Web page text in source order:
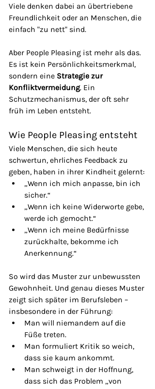
Viele denken dabei an übertriebene
Freundlichkeit oder an Menschen, die
einfach "zu nett" sind.
Aber People Pleasing ist mehr als das.
Es ist kein Persönlichkeitsmerkmal,
sondern eine Strategie zur
Konfliktvermeidung. Ein
Schutzmechanismus, der oft sehr
früh im Leben entsteht.
Wie People Pleasing entsteht
Viele Menschen, die sich heute
schwertun, ehrliches Feedback zu
geben, haben in ihrer Kindheit gelernt:
„Wenn ich mich anpasse, bin ich
sicher.“
„Wenn ich keine Widerworte gebe,
werde ich gemocht.“
„Wenn ich meine Bedürfnisse
zurückhalte, bekomme ich
Anerkennung.“
So wird das Muster zur unbewussten
Gewohnheit. Und genau dieses Muster
zeigt sich später im Berufsleben –
insbesondere in der Führung:
Man will niemandem auf die
Füße treten.
Man formuliert Kritik so weich,
dass sie kaum ankommt.
Man schweigt in der Hoffnung,
dass sich das Problem „von